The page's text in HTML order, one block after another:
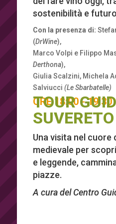
sostenibilità e
Con la presenza di:
(DrWine),
Marco Volpi e Filippo
Derthona),
Giulia Scalzini, Michela
Salviucci (Le Sbarbatelle)
ORE 18:00 - 19:30
TOUR
SUVERETO
Una visita nel cuore
medievale per
e leggende,
piazze.
A cura del Centro